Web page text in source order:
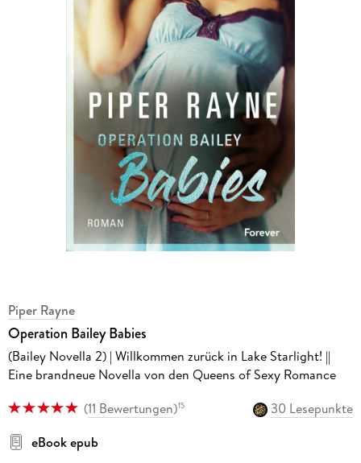
Piper Rayne
Operation Bailey Babies
(Bailey Novella 2) | Willkommen zurück in Lake Starlight! ||
Eine brandneue Novella von den Queens of Sexy Romance
(11 Bewertungen)15
30 Lesepunkte
eBook epub